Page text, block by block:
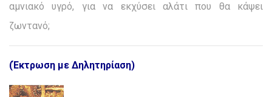
αμνιακό υγρό, για να εκχύσει αλάτι που θα κάψει
ζωντανό;
(Έκτρωση με Δηλητηρίαση)